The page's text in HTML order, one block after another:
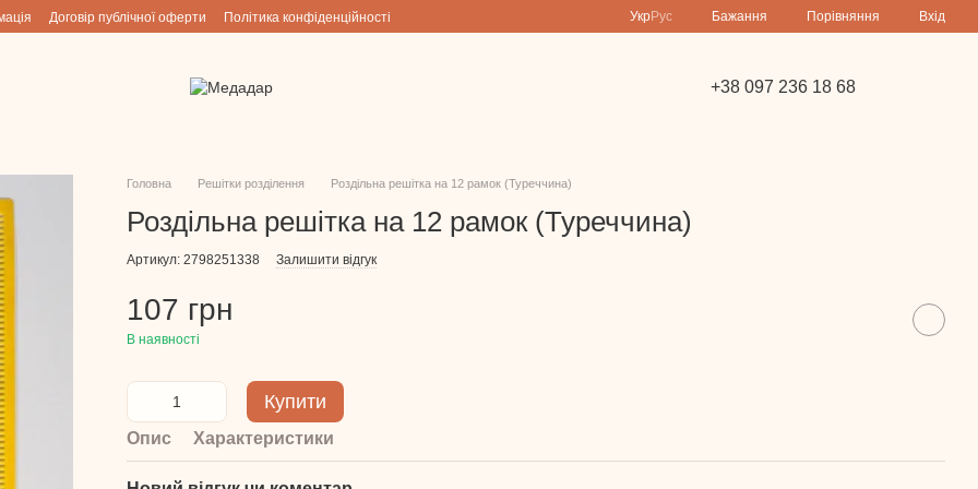
Договір публічної оферти Політика конфіденційності УкрРус Бажання Порівняння Вхід
+38 097 236 18 68
Головна Решітки розділення Роздільна решітка на 12 рамок (Туреччина)
Роздільна решітка на 12 рамок (Туреччина)
Артикул: 2798251338 Залишити відгук
107 грн
В наявності
Купити
Опис Характеристики